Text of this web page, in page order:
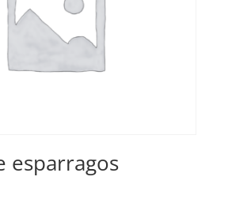
esparragos